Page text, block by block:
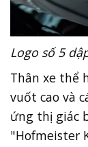
Logo số 5
Thân xe
vuốt cao và
ứng thị giác
"Hofmeister
viền kính